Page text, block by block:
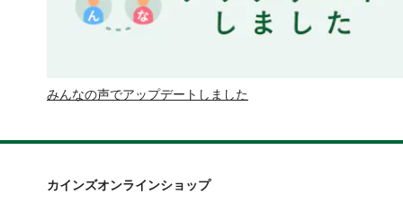
みんなの声でアップデートしました
カインズオンラインショップ